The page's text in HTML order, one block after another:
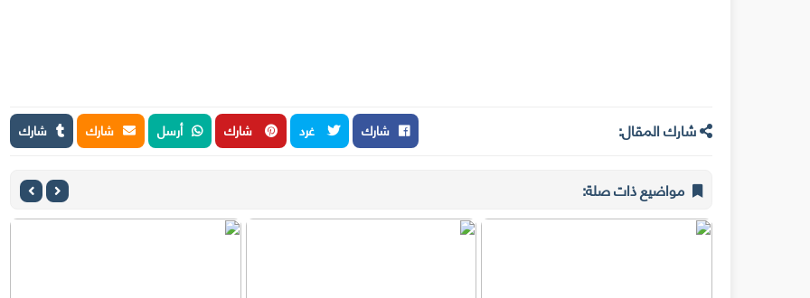
شارك المقال: شارك غرد شارك أرسل شارك شارك
مواضيع ذات صلة: